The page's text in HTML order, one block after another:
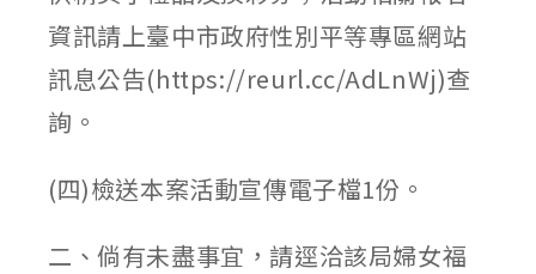
資訊請上臺中市政府性別平等專區網站
訊息公告(https://reurl.cc/AdLnWj)查
詢。
(四)檢送本案活動宣傳電子檔1份。
二、倘有未盡事宜，請逕洽該局婦女福